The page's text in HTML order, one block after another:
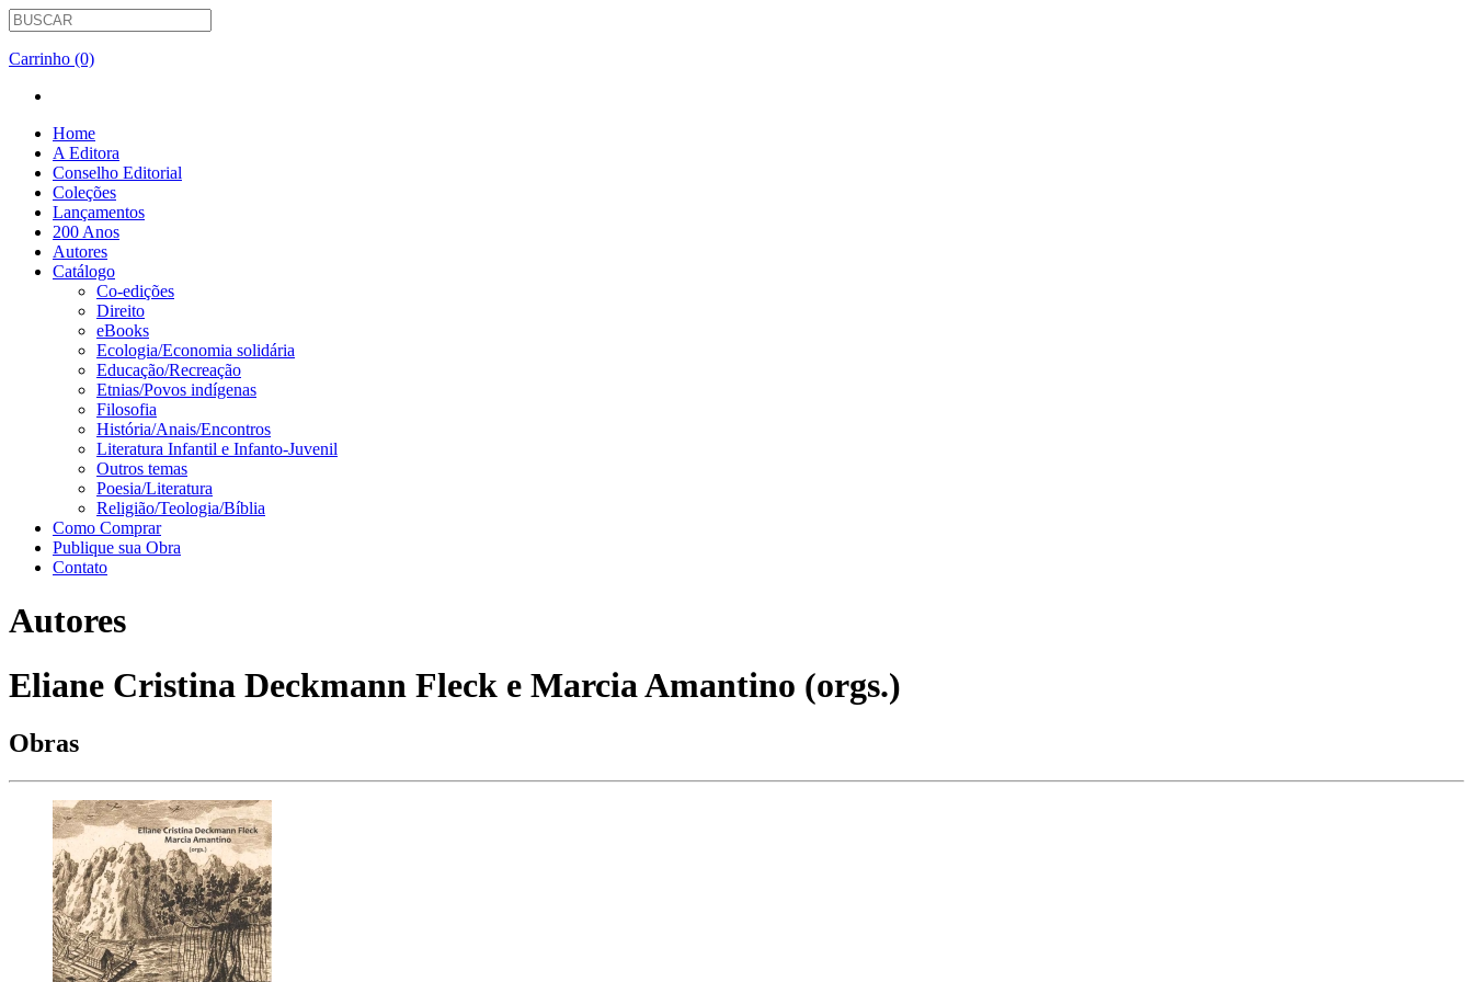
Carrinho (0)
Home
A Editora
Conselho Editorial
Coleções
Lançamentos
200 Anos
Autores
Catálogo
Co-edições
Direito
eBooks
Ecologia/Economia solidária
Educação/Recreação
Etnias/Povos indígenas
Filosofia
História/Anais/Encontros
Literatura Infantil e Infanto-Juvenil
Outros temas
Poesia/Literatura
Religião/Teologia/Bíblia
Como Comprar
Publique sua Obra
Contato
Autores
Eliane Cristina Deckmann Fleck e Marcia Amantino (orgs.)
Obras